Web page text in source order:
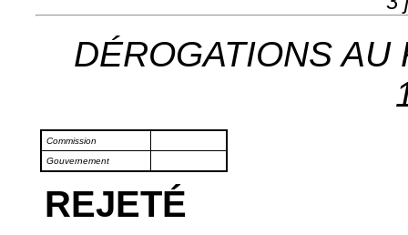
DÉROGATIONS AU
Commission
Gouvernement
REJETÉ